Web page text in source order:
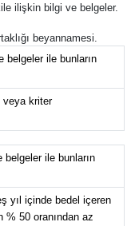
ilişkin bilgi ve belgeler.
beyannamesi.
ile bunların
veya kriter
ile bunların
yıl içinde bedel içeren
% 50 oranından az